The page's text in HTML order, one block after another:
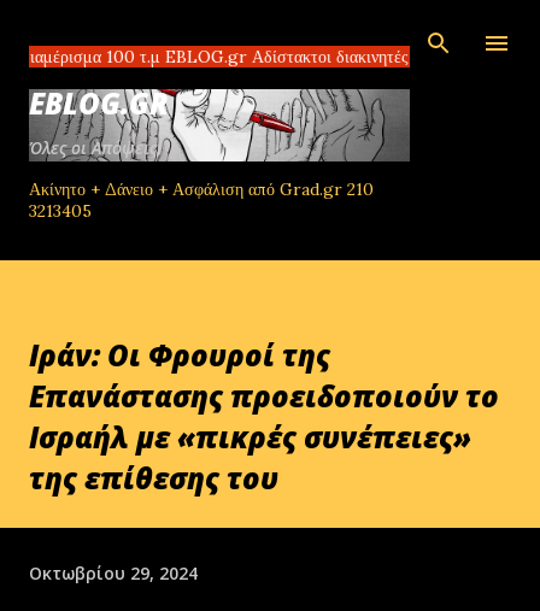
EBLOG.gr Αδίστακτοι διακινητές στο Τομπρούκ της
EBLOG.GR
Όλες οι Απόψεις!
Ακίνητο + Δάνειο + Ασφάλιση από Grad.gr 210
3213405
Ιράν: Οι Φρουροί της
Επανάστασης προειδοποιούν το
Ισραήλ με «πικρές συνέπειες»
της επίθεσης του
Οκτωβρίου 29, 2024